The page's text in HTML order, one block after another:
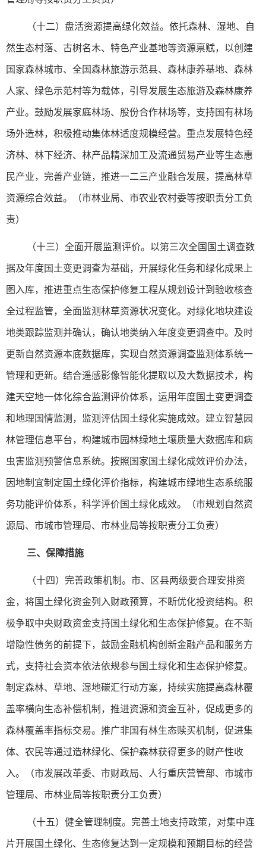
（十二）盘活资源提高绿化效益。依托森林、湿地、自
然生态村落、古树名木、特色产业基地等资源禀赋，以创建
国家森林城市、全国森林旅游示范县、森林康养基地、森林
人家、绿色示范村等为载体，引导发展生态旅游及森林康养
产业。鼓励发展家庭林场、股份合作林场等，支持国有林场
场外造林，积极推动集体林适度规模经营。重点发展特色经
济林、林下经济、林产品精深加工及流通贸易产业等生态惠
民产业，完善产业链，推进一二三产业融合发展，提高林草
资源综合效益。（市林业局、市农业农村委等按职责分工负
责）
（十三）全面开展监测评价。以第三次全国国土调查数
据及年度国土变更调查为基础，开展绿化任务和绿化成果上
图入库，推进重点生态保护修复工程从规划设计到验收核查
全过程监管，全面监测林草资源状况变化。对绿化地块建设
地类跟踪监测并确认，确认地类纳入年度变更调查中。及时
更新自然资源本底数据库，实现自然资源调查监测体系统一
管理和更新。结合遥感影像智能化提取以及大数据技术，构
建天空地一体化综合监测评价体系，运用年度国土变更调查
和地理国情监测，监测评估国土绿化实施成效。建立智慧园
林管理信息平台，构建城市园林绿地土壤质量大数据库和病
虫害监测预警信息系统。按照国家国土绿化成效评价办法，
因地制宜制定国土绿化评价指标，构建城市绿地生态系统服
务功能评价体系，科学评价国土绿化成效。（市规划自然资
源局、市城市管理局、市林业局等按职责分工负责）
三、保障措施
（十四）完善政策机制。市、区县两级要合理安排资
金，将国土绿化资金列入财政预算，不断优化投资结构。积
极争取中央财政资金支持国土绿化和生态保护修复。在不新
增隐性债务的前提下，鼓励金融机构创新金融产品和服务方
式，支持社会资本依法依规参与国土绿化和生态保护修复。
制定森林、草地、湿地碳汇行动方案，持续实施提高森林覆
盖率横向生态补偿机制，推进资源和资金互补，促成更多的
森林覆盖率指标交易。推广非国有林生态赎买机制，促进集
体、农民等通过造林绿化、保护森林获得更多的财产性收
入。（市发展改革委、市财政局、人行重庆营管部、市城市
管理局、市林业局等按职责分工负责）
（十五）健全管理制度。完善土地支持政策，对集中连
片开展国土绿化、生态修复达到一定规模和预期目标的经营